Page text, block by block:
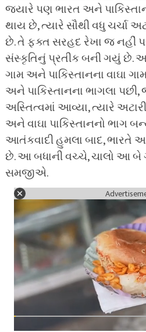
જ્યારે પણ ભારત અને
થાય છે, ત્યારે સૌથી વધુ ચર્ચા
છે. તે ફક્ત સરહદ રેખા જ નહીં
સંસ્કૃતિનું પ્રતીક બની ગયું છે.
ગામ અને પાકિસ્તાનના વાઘા
અને પાકિસ્તાનના ભાગલા
અસ્તિત્વમાં આવ્યા, ત્યારે
અને વાઘા પાકિસ્તાનનો ભાગ
આતંકવાદી હુમલા બાદ, ભારતે આ
છે. આ બધાની વચ્ચે, ચાલો આ બે
સમજીએ.